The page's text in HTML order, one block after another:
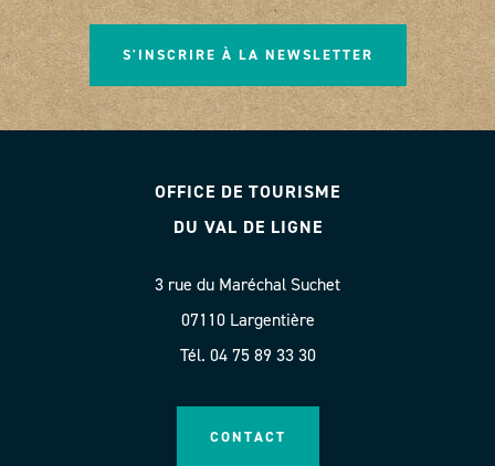
S'INSCRIRE À LA NEWSLETTER
OFFICE DE TOURISME
DU VAL DE LIGNE
3 rue du Maréchal Suchet
07110 Largentière
Tél. 04 75 89 33 30
CONTACT